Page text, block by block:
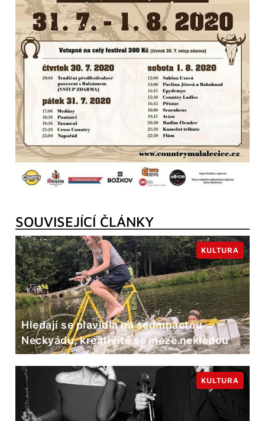
SOUVISEJÍCÍ ČLÁNKY
Hledají se plavidla na sedmnáctou
Neckyádu, kreativitě se meze nekladou
KULTURA
KULTURA